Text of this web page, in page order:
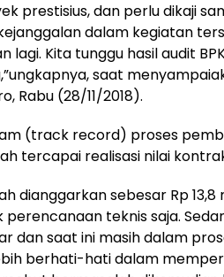
prestisius, dan perlu dikaji
dalam kegiatan
Kita tunggu hasil audit
saat
Rabu (28/11/2018).
(track record) proses
tercapai realisasi nilai
dianggarkan sebesar Rp
teknis saja.
dan saat ini masih dalam
berhati-hati dalam